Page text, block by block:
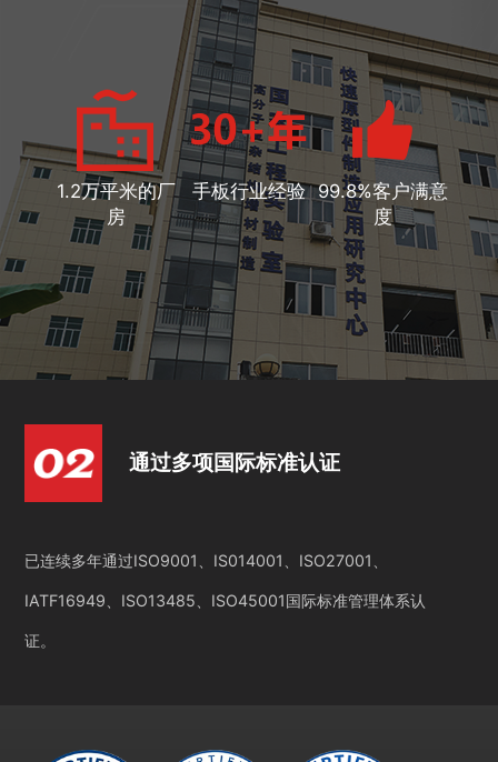
1.2万平米的厂
房
手板行业经验 99.8%客户满意
度
通过多项国际标准认证
已连续多年通过ISO9001、IS014001、ISO27001、
IATF16949、ISO13485、ISO45001国际标准管理体系认
证。